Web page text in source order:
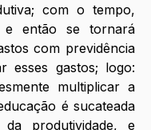
com o tempo,
e então se tornará
com previdência
esses gastos; logo:
multiplicar a
é sucateada
produtividade, e